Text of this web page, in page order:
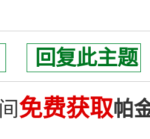
回复此主题
免费获取帕